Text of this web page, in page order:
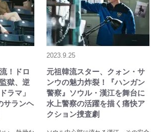
！ドロ
獄、逆
ラマ」
サランヘ
2023.9.25
元祖韓流スター、クォン・サ
ンウの魅力炸裂！『ハンガン
警察』ソウル・漢江を舞台に
水上警察の活躍を描く痛快ア
クション捜査劇